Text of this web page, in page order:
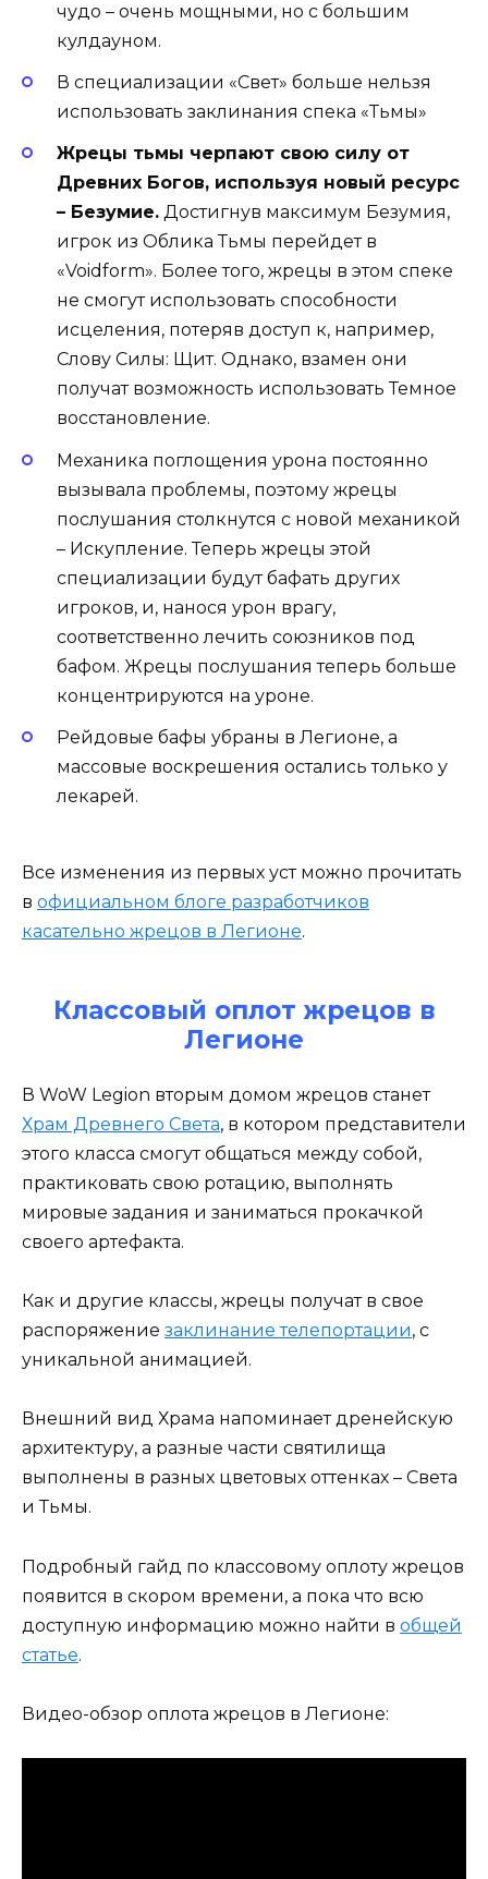
чудо – очень мощными, но с большим
кулдауном.
В специализации «Свет» больше нельзя
использовать заклинания спека «Тьмы»
Жрецы тьмы черпают свою силу от
Древних Богов, используя новый ресурс
– Безумие. Достигнув максимум Безумия,
игрок из Облика Тьмы перейдет в
«Voidform». Более того, жрецы в этом спеке
не смогут использовать способности
исцеления, потеряв доступ к, например,
Слову Силы: Щит. Однако, взамен они
получат возможность использовать Темное
восстановление.
Механика поглощения урона постоянно
вызывала проблемы, поэтому жрецы
послушания столкнутся с новой механикой
– Искупление. Теперь жрецы этой
специализации будут бафать других
игроков, и, нанося урон врагу,
соответственно лечить союзников под
бафом. Жрецы послушания теперь больше
концентрируются на уроне.
Рейдовые бафы убраны в Легионе, а
массовые воскрешения остались только у
лекарей.
Все изменения из первых уст можно прочитать
в официальном блоге разработчиков
касательно жрецов в Легионе.
Классовый оплот жрецов в
Легионе
В WoW Legion вторым домом жрецов станет
Храм Древнего Света, в котором представители
этого класса смогут общаться между собой,
практиковать свою ротацию, выполнять
мировые задания и заниматься прокачкой
своего артефакта.
Как и другие классы, жрецы получат в свое
распоряжение заклинание телепортации, с
уникальной анимацией.
Внешний вид Храма напоминает дренейскую
архитектуру, а разные части святилища
выполнены в разных цветовых оттенках – Света
и Тьмы.
Подробный гайд по классовому оплоту жрецов
появится в скором времени, а пока что всю
доступную информацию можно найти в общей
статье.
Видео-обзор оплота жрецов в Легионе: